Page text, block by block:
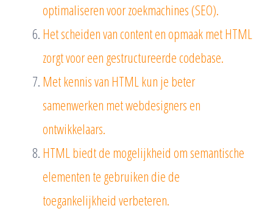
optimaliseren voor zoekmachines (SEO).
Het scheiden van content en opmaak met HTML
zorgt voor een gestructureerde codebase.
Met kennis van HTML kun je beter
samenwerken met webdesigners en
ontwikkelaars.
HTML biedt de mogelijkheid om semantische
elementen te gebruiken die de
toegankelijkheid verbeteren.